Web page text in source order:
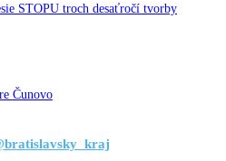
STOPU troch desaťročí tvorby
Čunovo